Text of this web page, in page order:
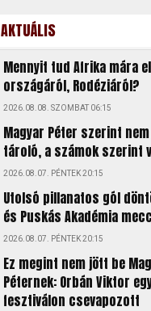
AKTUÁLIS
Mennyit tud Afrika mára
országáról, Rodéziáról?
2026.08.08. SZOMBAT 06:15
Magyar Péter szerint
tároló, a számok szerint
2026.08.07. PÉNTEK 20:15
Utolsó pillanatos gól
és Puskás Akadémia
2026.08.07. PÉNTEK 20:15
Ez megint nem jött be
Péternek: Orbán Viktor
fesztiválon csevapozott